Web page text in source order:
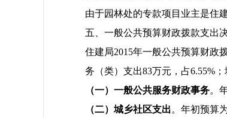
由于园林处的专款项目业主是住
五、一般公共预算财政拨款支出
住建局2015年一般公共预算财政
务（类）支出83万元，占6.55%；
（一）一般公共服务财政事务。
（二）城乡社区支出。年初预算